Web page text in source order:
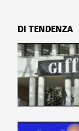
DI TENDENZA